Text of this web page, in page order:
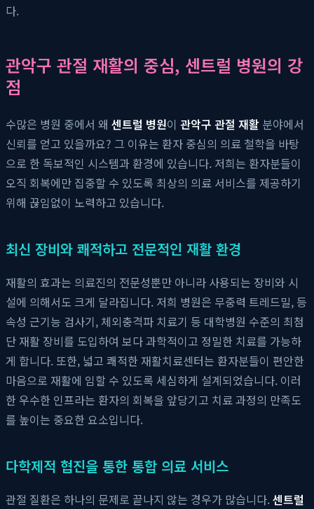
다.
관악구 관절 재활의 중심, 센트럴 병원의 강
점
수많은 병원 중에서 왜 센트럴 병원이 관악구 관절 재활 분야에서
신뢰를 얻고 있을까요? 그 이유는 환자 중심의 의료 철학을 바탕
으로 한 독보적인 시스템과 환경에 있습니다. 저희는 환자분들이
오직 회복에만 집중할 수 있도록 최상의 의료 서비스를 제공하기
위해 끊임없이 노력하고 있습니다.
최신 장비와 쾌적하고 전문적인 재활 환경
재활의 효과는 의료진의 전문성뿐만 아니라 사용되는 장비와 시
설에 의해서도 크게 달라집니다. 저희 병원은 무중력 트레드밀, 등
속성 근기능 검사기, 체외충격파 치료기 등 대학병원 수준의 최첨
단 재활 장비를 도입하여 보다 과학적이고 정밀한 치료를 가능하
게 합니다. 또한, 넓고 쾌적한 재활치료센터는 환자분들이 편안한
마음으로 재활에 임할 수 있도록 세심하게 설계되었습니다. 이러
한 우수한 인프라는 환자의 회복을 앞당기고 치료 과정의 만족도
를 높이는 중요한 요소입니다.
다학제적 협진을 통한 통합 의료 서비스
관절 질환은 하나의 문제로 끝나지 않는 경우가 많습니다.센트럴